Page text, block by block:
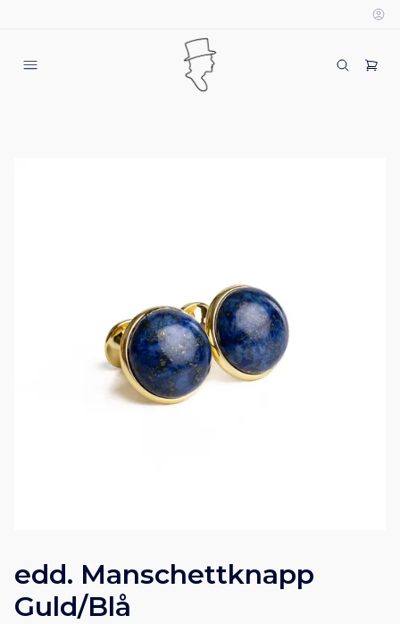
edd. Manschettknapp
Guld/Blå